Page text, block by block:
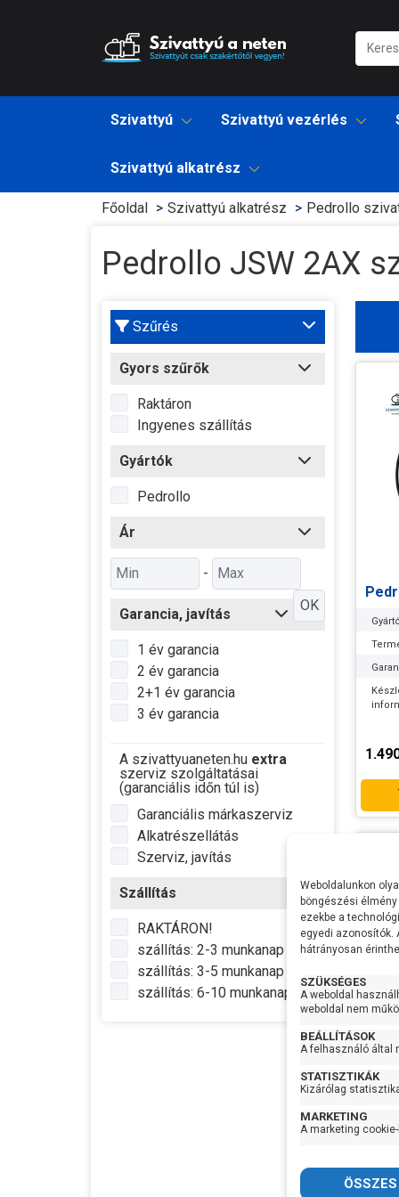
Szivattyú Szivattyú vezérlés
Szivattyú alkatrész
Főoldal Szivattyú alkatrész Pedrollo
Pedrollo JSW 2AX
Szűrés
Gyors szűrők
Raktáron
Ingyenes szállítás
Gyártók
Pedrollo
Ár
-
OK
Garancia, javítás
1 év garancia
2 év garancia
2+1 év garancia
3 év garancia
A szivattyuaneten.hu extra
szerviz szolgáltatásai
(garanciális időn túl is)
Garanciális márkaszerviz
Alkatrészellátás
Szerviz, javítás
Szállítás
RAKTÁRON!
szállítás: 2-3 munkanap
szállítás: 3-5 munkanap
szállítás: 6-10 munkanap
Weboldalunkon
böngészési
ezekbe a
egyedi azonosítók.
hátrányosan
SZÜKSÉGES
A weboldal
weboldal nem
BEÁLLÍTÁSOK
A felhasználó által
STATISZTIKÁK
Kizárólag
MARKETING
A marketing